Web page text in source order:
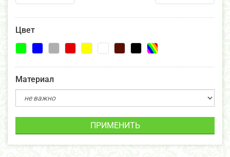
Цвет
Материал
ПРИМЕНИТЬ